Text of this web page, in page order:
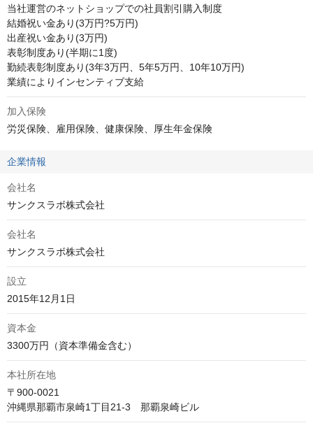
当社運営のネットショップでの社員割引購入制度
結婚祝い金あり(3万円?5万円)
出産祝い金あり(3万円)
表彰制度あり(半期に1度)
勤続表彰制度あり(3年3万円、5年5万円、10年10万円)
業績によりインセンティブ支給
加入保険
労災保険、雇用保険、健康保険、厚生年金保険
企業情報
会社名
サンクスラボ株式会社
会社名
サンクスラボ株式会社
設立
2015年12月1日
資本金
3300万円（資本準備金含む）
本社所在地
〒900-0021
沖縄県那覇市泉崎1丁目21-3　那覇泉崎ビル